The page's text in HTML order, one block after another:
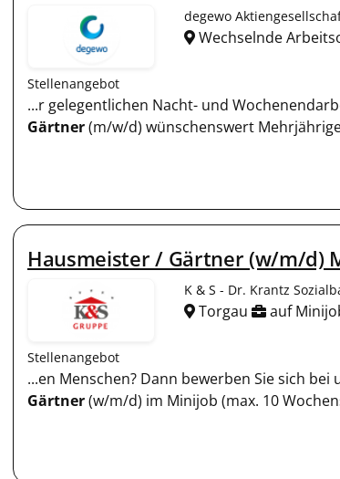
degewo
Wechselnde
Stellenangebot
...r gelegentlichen Nacht- und
Gärtner(m/w/d) wünschenswert
Hausmeister / Gärtner (w/m/d)
K & S - Dr. Krantz
Torgau auf
Stellenangebot
...en Menschen? Dann bewerben Sie sich
Gärtner(w/m/d) im Minijob (max. 10